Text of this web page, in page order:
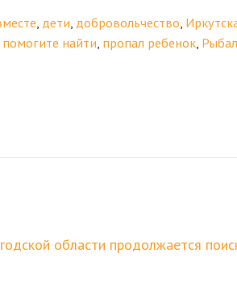
дети добровольчество
помогите найти пропал ребенок
области продолжается